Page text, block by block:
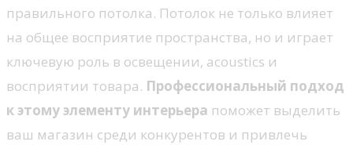
правильного потолка. Потолок не только влияет
на общее восприятие пространства, но и играет
ключевую роль в освещении, acoustics и
восприятии товара. Профессиональный подход
к этому элементу интерьера поможет выделить
ваш магазин среди конкурентов и привлечь